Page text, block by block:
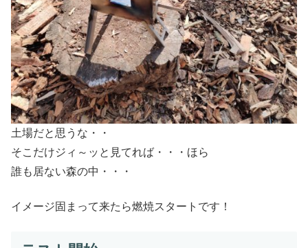
土場だと思うな・・
そこだけジィ～ッと見てれば・・・ほら
誰も居ない森の中・・・
イメージ固まって来たら燃焼スタートです！